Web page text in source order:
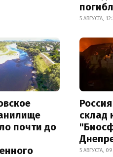
5 АВГУСТА,
почти до
склад
5 АВГУСТА,